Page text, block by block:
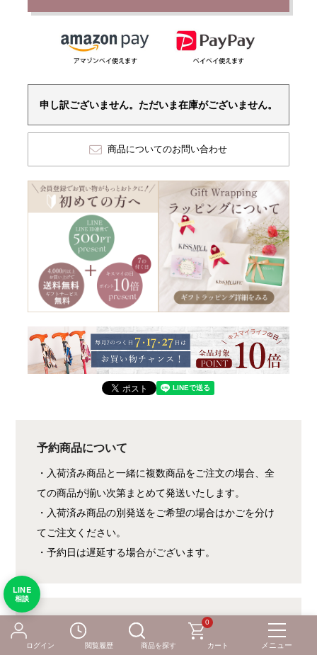
ログイン 閲覧履歴 商品を探す
0
カート
申し訳ございません。ただいま在庫がございません。
商品についてのお問い合わせ
予約商品について
・入荷済み商品と一緒に複数商品をご注文の場合、全
ての商品が揃い次第まとめて発送いたします。
・入荷済み商品の別発送をご希望の場合はかごを分け
てご注文ください。
・予約日は遅延する場合がございます。
返品・交換について
商品の品質につきましては、万全を期しております
LINE
相談